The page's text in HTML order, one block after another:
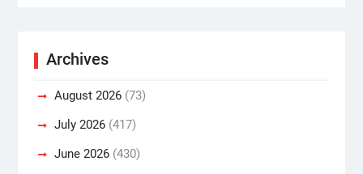
Archives
August 2026(73)
July 2026(417)
June 2026(430)